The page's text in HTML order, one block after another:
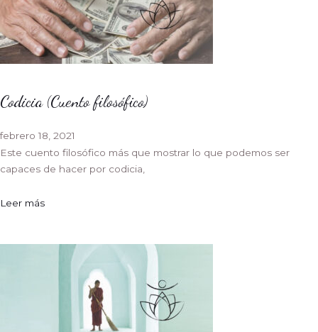
Codicia (Cuento filosófico)
febrero 18, 2021
Este cuento filosófico más que mostrar lo que podemos ser
capaces de hacer por codicia,
Leer más